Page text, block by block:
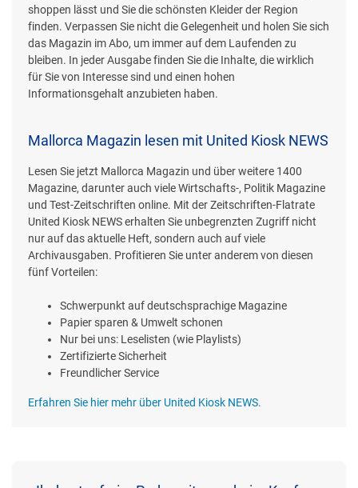
shoppen lässt und Sie die schönsten Kleider der Region
finden. Verpassen Sie nicht die Gelegenheit und holen Sie sich
das Magazin im Abo, um immer auf dem Laufenden zu
bleiben. In jeder Ausgabe finden Sie die Inhalte, die wirklich
für Sie von Interesse sind und einen hohen
Informationsgehalt anzubieten haben.
Mallorca Magazin lesen mit United Kiosk NEWS
Lesen Sie jetzt Mallorca Magazin und über weitere 1400
Magazine, darunter auch viele Wirtschafts-, Politik Magazine
und Test-Zeitschriften online. Mit der Zeitschriften-Flatrate
United Kiosk NEWS erhalten Sie unbegrenzten Zugriff nicht
nur auf das aktuelle Heft, sondern auch auf viele
Archivausgaben. Profitieren Sie unter anderem von diesen
fünf Vorteilen:
Schwerpunkt auf deutschsprachige Magazine
Papier sparen & Umwelt schonen
Nur bei uns: Leselisten (wie Playlists)
Zertifizierte Sicherheit
Freundlicher Service
Erfahren Sie hier mehr über United Kiosk NEWS.